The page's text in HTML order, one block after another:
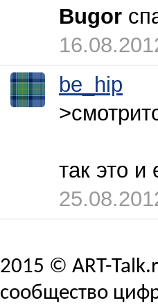
Bugor
be_hip
так это и
2015 © ART-
сообщество